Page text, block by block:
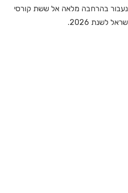
נעבור בהרחבה מלאה אל ששת קורסי
לשנת 2026.